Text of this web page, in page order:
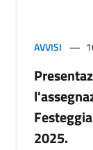
AVVISI
2025.